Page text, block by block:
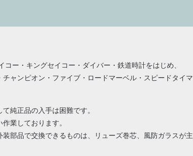
ー・キングセイコー・ダイバー・鉄道時計をはじめ、
ャンピオン・ファイブ・ロードマーベル・スピードタイマ
純正品の入手は困難です。
業しております。
部品で交換できるものは、リューズ巻芯、風防ガラスが主